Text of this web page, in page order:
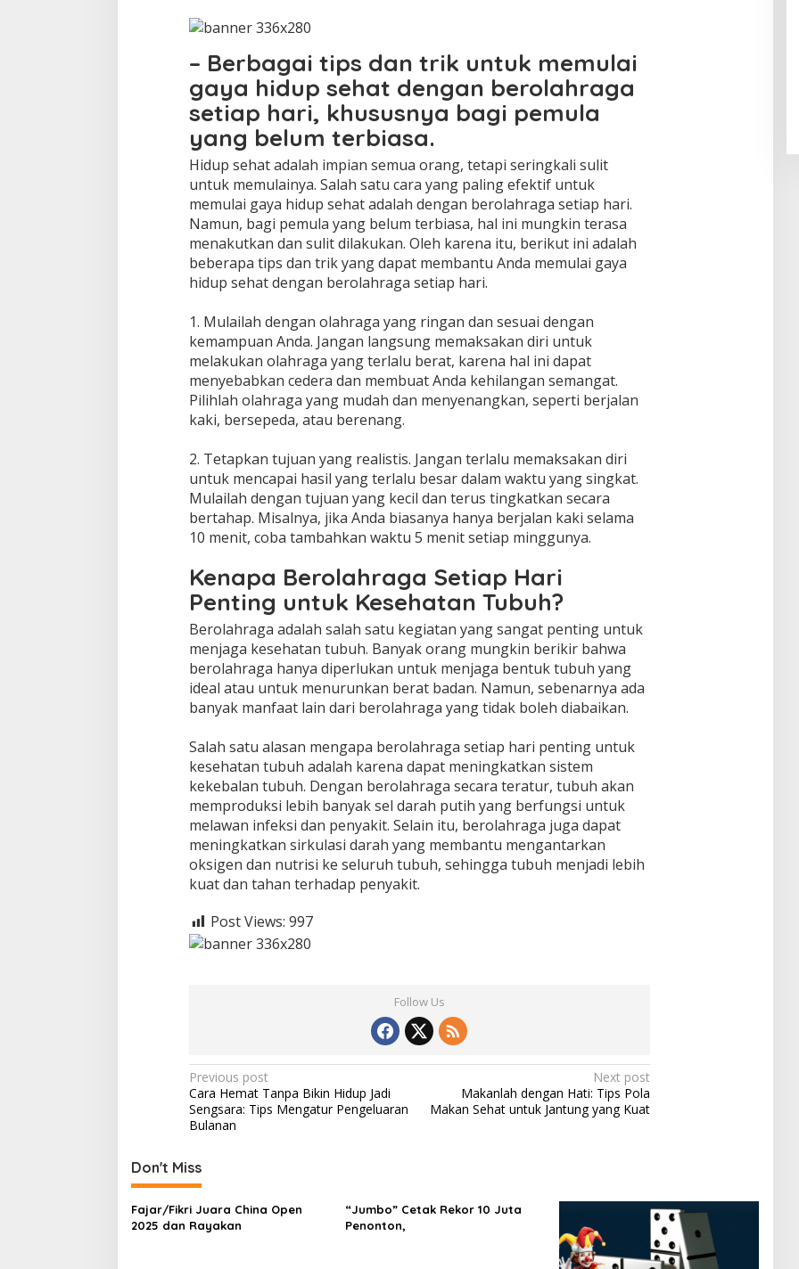
– Berbagai tips dan trik untuk memulai
gaya hidup sehat dengan berolahraga
setiap hari, khususnya bagi pemula
yang belum terbiasa.
Hidup sehat adalah impian semua orang, tetapi seringkali sulit
untuk memulainya. Salah satu cara yang paling efektif untuk
memulai gaya hidup sehat adalah dengan berolahraga setiap hari.
Namun, bagi pemula yang belum terbiasa, hal ini mungkin terasa
menakutkan dan sulit dilakukan. Oleh karena itu, berikut ini adalah
beberapa tips dan trik yang dapat membantu Anda memulai gaya
hidup sehat dengan berolahraga setiap hari.
1. Mulailah dengan olahraga yang ringan dan sesuai dengan
kemampuan Anda. Jangan langsung memaksakan diri untuk
melakukan olahraga yang terlalu berat, karena hal ini dapat
menyebabkan cedera dan membuat Anda kehilangan semangat.
Pilihlah olahraga yang mudah dan menyenangkan, seperti berjalan
kaki, bersepeda, atau berenang.
2. Tetapkan tujuan yang realistis. Jangan terlalu memaksakan diri
untuk mencapai hasil yang terlalu besar dalam waktu yang singkat.
Mulailah dengan tujuan yang kecil dan terus tingkatkan secara
bertahap. Misalnya, jika Anda biasanya hanya berjalan kaki selama
10 menit, coba tambahkan waktu 5 menit setiap minggunya.
Kenapa Berolahraga Setiap Hari
Penting untuk Kesehatan Tubuh?
Berolahraga adalah salah satu kegiatan yang sangat penting untuk
menjaga kesehatan tubuh. Banyak orang mungkin berikir bahwa
berolahraga hanya diperlukan untuk menjaga bentuk tubuh yang
ideal atau untuk menurunkan berat badan. Namun, sebenarnya ada
banyak manfaat lain dari berolahraga yang tidak boleh diabaikan.
Salah satu alasan mengapa berolahraga setiap hari penting untuk
kesehatan tubuh adalah karena dapat meningkatkan sistem
kekebalan tubuh. Dengan berolahraga secara teratur, tubuh akan
memproduksi lebih banyak sel darah putih yang berfungsi untuk
melawan infeksi dan penyakit. Selain itu, berolahraga juga dapat
meningkatkan sirkulasi darah yang membantu mengantarkan
oksigen dan nutrisi ke seluruh tubuh, sehingga tubuh menjadi lebih
kuat dan tahan terhadap penyakit.
Post Views: 997
Follow Us
Post
navigation
Previous post
Cara Hemat Tanpa Bikin Hidup Jadi
Sengsara: Tips Mengatur Pengeluaran
Bulanan
Next post
Makanlah dengan Hati: Tips Pola
Makan Sehat untuk Jantung yang Kuat
Don't Miss
Fajar/Fikri Juara China Open
2025 dan Rayakan
“Jumbo” Cetak Rekor 10 Juta
Penonton,